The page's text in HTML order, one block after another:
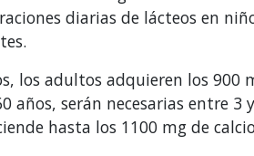
diarias de lácteos en
los adultos adquieren los 900
serán necesarias entre 3
hasta los 1100 mg de